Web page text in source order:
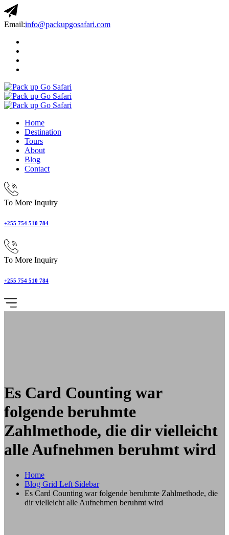
Email:info@packupgosafari.com
Home
Destination
Tours
About
Blog
Contact
To More Inquiry
+255 754 510 784
To More Inquiry
+255 754 510 784
Es Card Counting war
folgende beruhmte
Zahlmethode, die dir vielleicht
alle Aufnehmen beruhmt wird
Home
Blog Grid Left Sidebar
Es Card Counting war folgende beruhmte Zahlmethode, die
dir vielleicht alle Aufnehmen beruhmt wird